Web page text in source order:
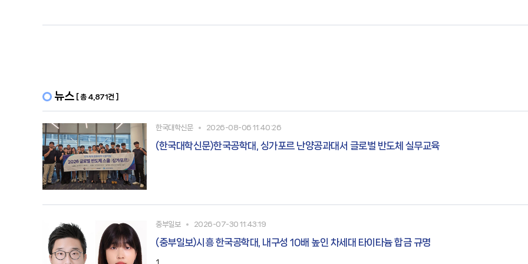
뉴스 [ 총 4,871건 ]
한국대학신문 2026-08-06 11:40:26
(한국대학신문)한국공학대, 싱가포르 난양공과대서 글로벌 반도체 실무교육
중부일보 2026-07-30 11:43:19
(중부일보)시흥 한국공학대, 내구성 10배 높인 차세대 타이타늄 합금 규명